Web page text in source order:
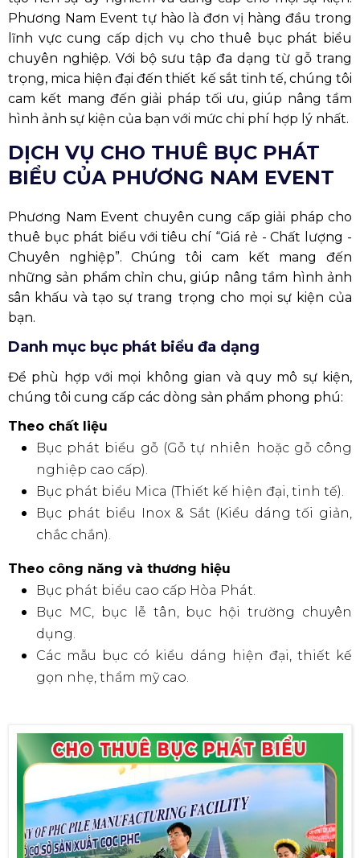
Phương Nam Event tự hào là đơn vị hàng đầu trong
lĩnh vực cung cấp dịch vụ cho thuê bục phát biểu
chuyên nghiệp. Với bộ sưu tập đa dạng từ gỗ trang
trọng, mica hiện đại đến thiết kế sắt tinh tế, chúng tôi
cam kết mang đến giải pháp tối ưu, giúp nâng tầm
hình ảnh sự kiện của bạn với mức chi phí hợp lý nhất.
DỊCH VỤ CHO THUÊ BỤC PHÁT
BIỂU CỦA PHƯƠNG NAM EVENT
Phương Nam Event chuyên cung cấp giải pháp cho
thuê bục phát biểu với tiêu chí “Giá rẻ - Chất lượng -
Chuyên nghiệp”. Chúng tôi cam kết mang đến
những sản phẩm chỉn chu, giúp nâng tầm hình ảnh
sân khấu và tạo sự trang trọng cho mọi sự kiện của
bạn.
Danh mục bục phát biểu đa dạng
Để phù hợp với mọi không gian và quy mô sự kiện,
chúng tôi cung cấp các dòng sản phẩm phong phú:
Theo chất liệu
Bục phát biểu gỗ (Gỗ tự nhiên hoặc gỗ công
nghiệp cao cấp).
Bục phát biểu Mica (Thiết kế hiện đại, tinh tế).
Bục phát biểu Inox & Sắt (Kiểu dáng tối giản,
chắc chắn).
Theo công năng và thương hiệu
Bục phát biểu cao cấp Hòa Phát.
Bục MC, bục lễ tân, bục hội trường chuyên
dụng.
Các mẫu bục có kiểu dáng hiện đại, thiết kế
gọn nhẹ, thẩm mỹ cao.